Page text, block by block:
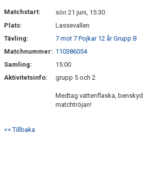
KONTAKT
MEDLEMSKAP
GÄSTBOK
Matchstart:
sön 21 juni, 15:30
Plats:
Lassevallen
Tävling:
7 mot 7 Pojkar 12 år Grupp B
Matchnummer: 110386054
Samling:
15:00
Aktivitetsinfo:
grupp 5 och 2
Medtag vattenflaska,
matchtröjan!
<< Tillbaka